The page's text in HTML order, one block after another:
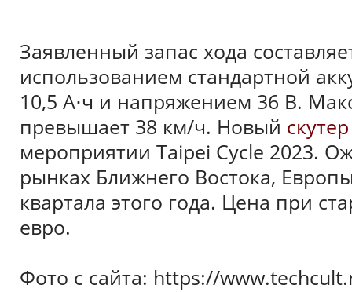
Заявленный запас хода
использованием стандартной
10,5 А⋅ч и напряжением 36 В.
превышает 38 км/ч. Новый скутер
мероприятии Taipei Cycle 2023.
рынках Ближнего Востока,
квартала этого года. Цена при
евро.
Фото с сайта: https://